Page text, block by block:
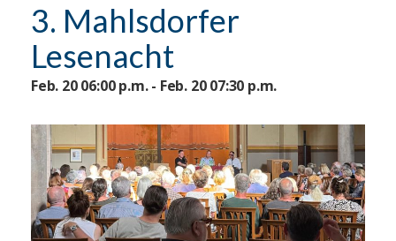
3.⁠ ⁠Mahlsdorfer
Lesenacht
Feb. 20 06:00 p.m. - Feb. 20 07:30 p.m.